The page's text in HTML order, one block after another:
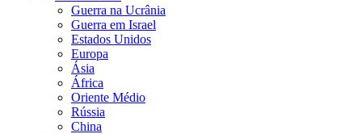
Guerra na Ucrânia
Guerra em Israel
Estados Unidos
Europa
Ásia
África
Oriente Médio
Rússia
China